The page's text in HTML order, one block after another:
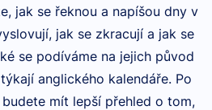
jak se řeknou a napíšou dny v
jak se zkracují a jak se
se podíváme na jejich původ
anglického kalendáře. Po
mít lepší přehled o tom,